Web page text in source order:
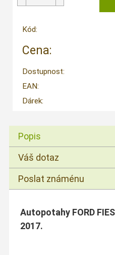
Kód:
Cena:
Dostupnost:
EAN:
Dárek:
Popis
Váš dotaz
Poslat známénu
Autopotahy FORD
2017.